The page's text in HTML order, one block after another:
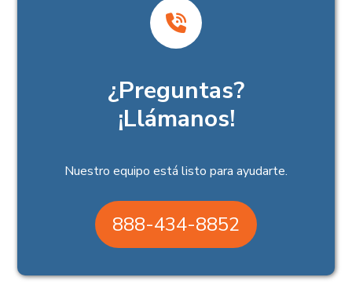
¿Preguntas?
¡Llámanos!
Nuestro equipo está listo para ayudarte.
888-434-8852